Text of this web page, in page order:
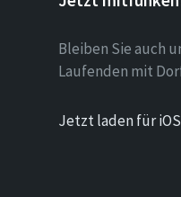
Bleiben Sie auch
Laufenden mit
Jetzt laden für